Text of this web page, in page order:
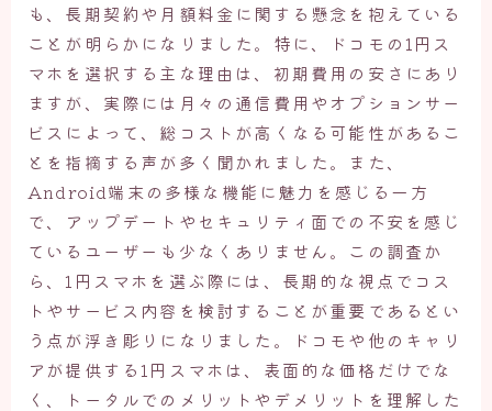
も、長期契約や月額料金に関する懸念を抱えている
ことが明らかになりました。特に、ドコモの1円ス
マホを選択する主な理由は、初期費用の安さにあり
ますが、実際には月々の通信費用やオプションサー
ビスによって、総コストが高くなる可能性があるこ
とを指摘する声が多く聞かれました。また、
Android端末の多様な機能に魅力を感じる一方
で、アップデートやセキュリティ面での不安を感じ
ているユーザーも少なくありません。この調査か
ら、1円スマホを選ぶ際には、長期的な視点でコス
トやサービス内容を検討することが重要であるとい
う点が浮き彫りになりました。ドコモや他のキャリ
アが提供する1円スマホは、表面的な価格だけでな
く、トータルでのメリットやデメリットを理解した